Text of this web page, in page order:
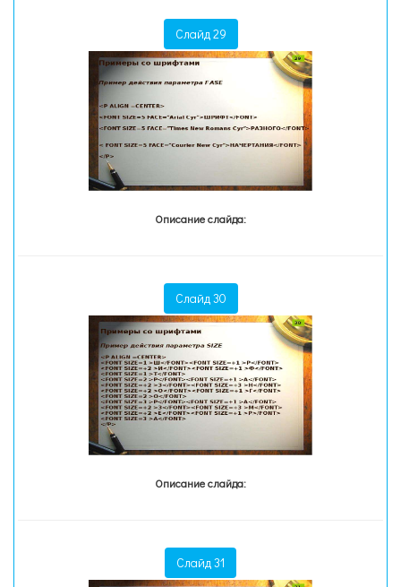
Слайд 29
Описание слайда:
Слайд 30
Описание слайда:
Слайд 31